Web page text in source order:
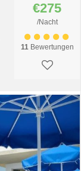
€275
/Nacht
11Bewertungen